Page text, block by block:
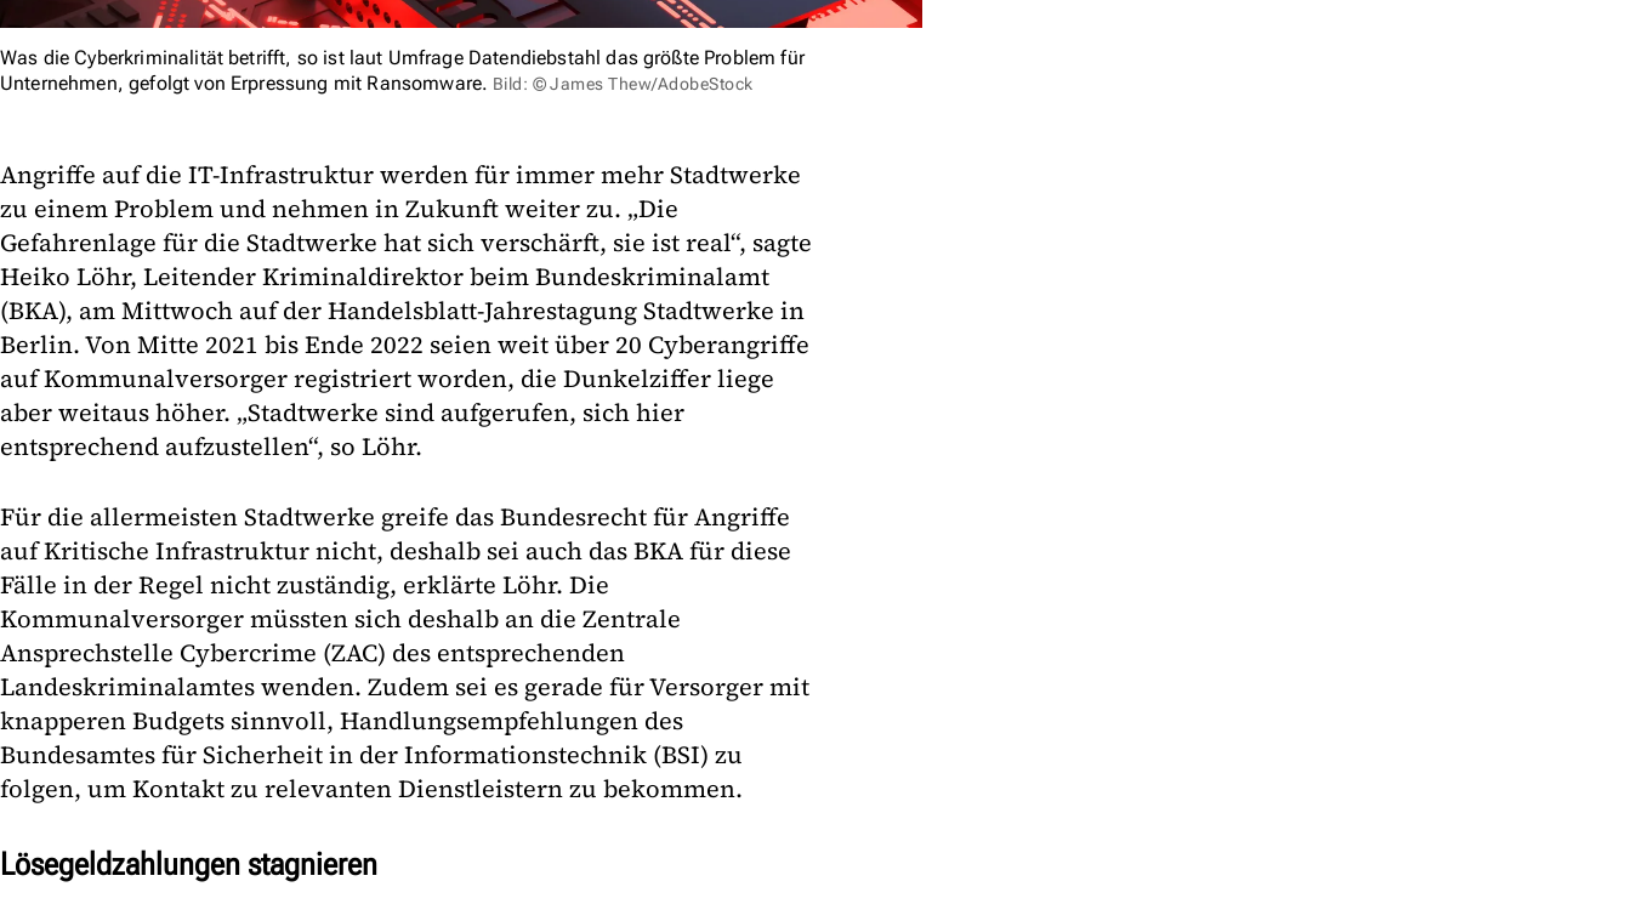
Was die Cyberkriminalität betrifft, so ist laut Umfrage Datendiebstahl das größte Problem für
Unternehmen, gefolgt von Erpressung mit Ransomware. Bild: © James Thew/AdobeStock
Angriffe auf die IT-Infrastruktur werden für immer mehr Stadtwerke
zu einem Problem und nehmen in Zukunft weiter zu. „Die
Gefahrenlage für die Stadtwerke hat sich verschärft, sie ist real“, sagte
Heiko Löhr, Leitender Kriminaldirektor beim Bundeskriminalamt
(BKA), am Mittwoch auf der Handelsblatt-Jahrestagung Stadtwerke in
Berlin. Von Mitte 2021 bis Ende 2022 seien weit über 20 Cyberangriffe
auf Kommunalversorger registriert worden, die Dunkelziffer liege
aber weitaus höher. „Stadtwerke sind aufgerufen, sich hier
entsprechend aufzustellen“, so Löhr.
Für die allermeisten Stadtwerke greife das Bundesrecht für Angriffe
auf Kritische Infrastruktur nicht, deshalb sei auch das BKA für diese
Fälle in der Regel nicht zuständig, erklärte Löhr. Die
Kommunalversorger müssten sich deshalb an die Zentrale
Ansprechstelle Cybercrime (ZAC) des entsprechenden
Landeskriminalamtes wenden. Zudem sei es gerade für Versorger mit
knapperen Budgets sinnvoll, Handlungsempfehlungen des
Bundesamtes für Sicherheit in der Informationstechnik (BSI) zu
folgen, um Kontakt zu relevanten Dienstleistern zu bekommen.
Lösegeldzahlungen stagnieren